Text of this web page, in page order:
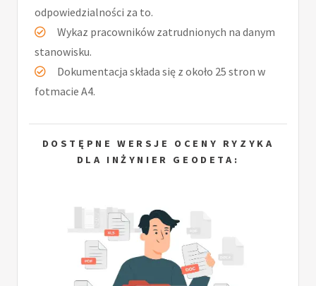
odpowiedzialności za to.
Wykaz pracowników zatrudnionych na danym
stanowisku.
Dokumentacja składa się z około 25 stron w
fotmacie A4.
DOSTĘPNE WERSJE OCENY RYZYKA
DLA INŻYNIER GEODETA: